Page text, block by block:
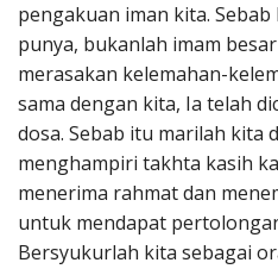
pengakuan iman kita.
punya, bukanlah imam
merasakan kelemahan-
sama dengan kita, Ia telah
dosa. Sebab itu marilah kita
menghampiri takhta kasih
menerima rahmat dan
untuk mendapat
Bersyukurlah kita sebagai